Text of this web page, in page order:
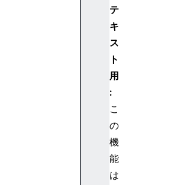
テ
キ
ス
ト
用
:
こ
の
機
能
は